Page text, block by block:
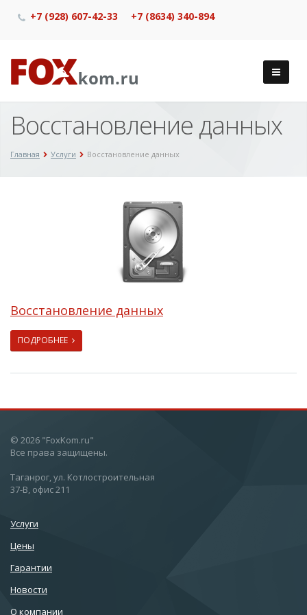
+7 (928) 607-42-33 +7 (8634) 340-894
Восстановление данных
Главная Услуги Восстановление данных
Восстановление данных
ПОДРОБНЕЕ
© 2026 "FoxKom.ru"
Все права защищены.
Таганрог, ул. Котлостроительная
37-В, офис 211
Услуги
Цены
Гарантии
Новости
О компании